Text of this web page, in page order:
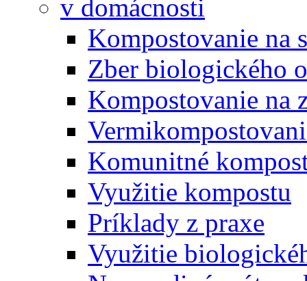
v domácnosti
Kompostovanie na
Zber biologického
Kompostovanie na
Komunitné
Využitie kompostu
Príklady z praxe
Využitie